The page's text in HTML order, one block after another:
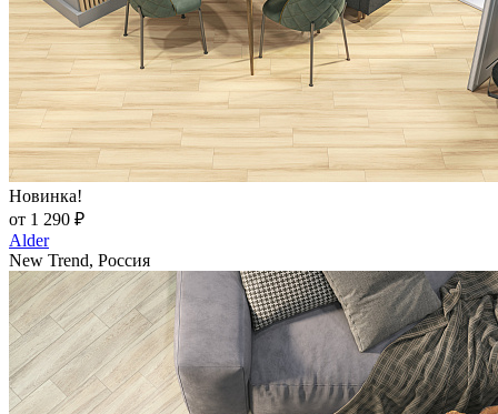
Новинка!
от 1 290 ₽
Alder
New Trend, Россия